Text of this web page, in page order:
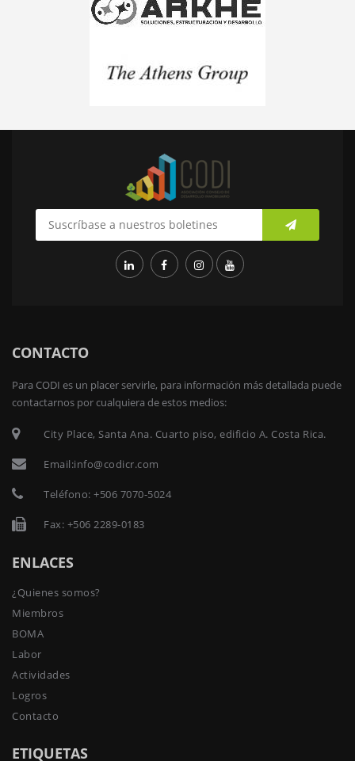
CONTACTO
Para CODI es un placer servirle, para información más detallada puede
contactarnos por cualquiera de estos medios:
City Place, Santa Ana. Cuarto piso, edificio A. Costa Rica.
Email:info@codicr.com
Teléfono: +506 7070-5024
Fax: +506 2289-0183
ENLACES
¿Quienes somos?
Miembros
BOMA
Labor
Actividades
Logros
Contacto
ETIQUETAS